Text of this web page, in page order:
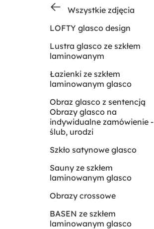
Wszystkie zdjęcia
LOFTY glasco design
Lustra glasco ze szkłem
laminowanym
Łazienki ze szkłem
laminowanym glasco
Obraz glasco z sentencją
Obrazy glasco na
indywidualne zamówienie -
ślub, urodzi
Szkło satynowe glasco
Sauny ze szkłem
laminowanym glasco
Obrazy crossowe
BASEN ze szkłem
laminowanym glasco